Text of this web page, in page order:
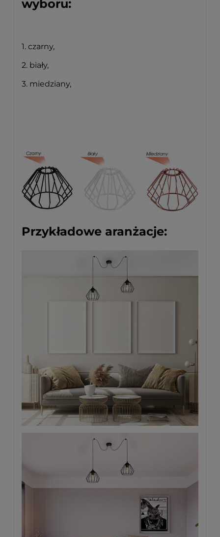
wyboru:
1. czarny,
2. biały,
3. miedziany,
Przykładowe aranżacje: